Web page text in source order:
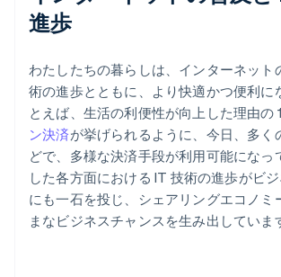
進歩
わたしたちの暮らしは、インターネット
術の進歩とともに、より快適かつ便利に
とえば、生活の利便性が向上した理由の
ン決済が挙げられるように、今日、多く
どで、多様な決済手段が利用可能になっ
した各方面における IT 技術の進歩がビ
にも一石を投じ、シェアリングエコノミ
まなビジネスチャンスを生み出していま